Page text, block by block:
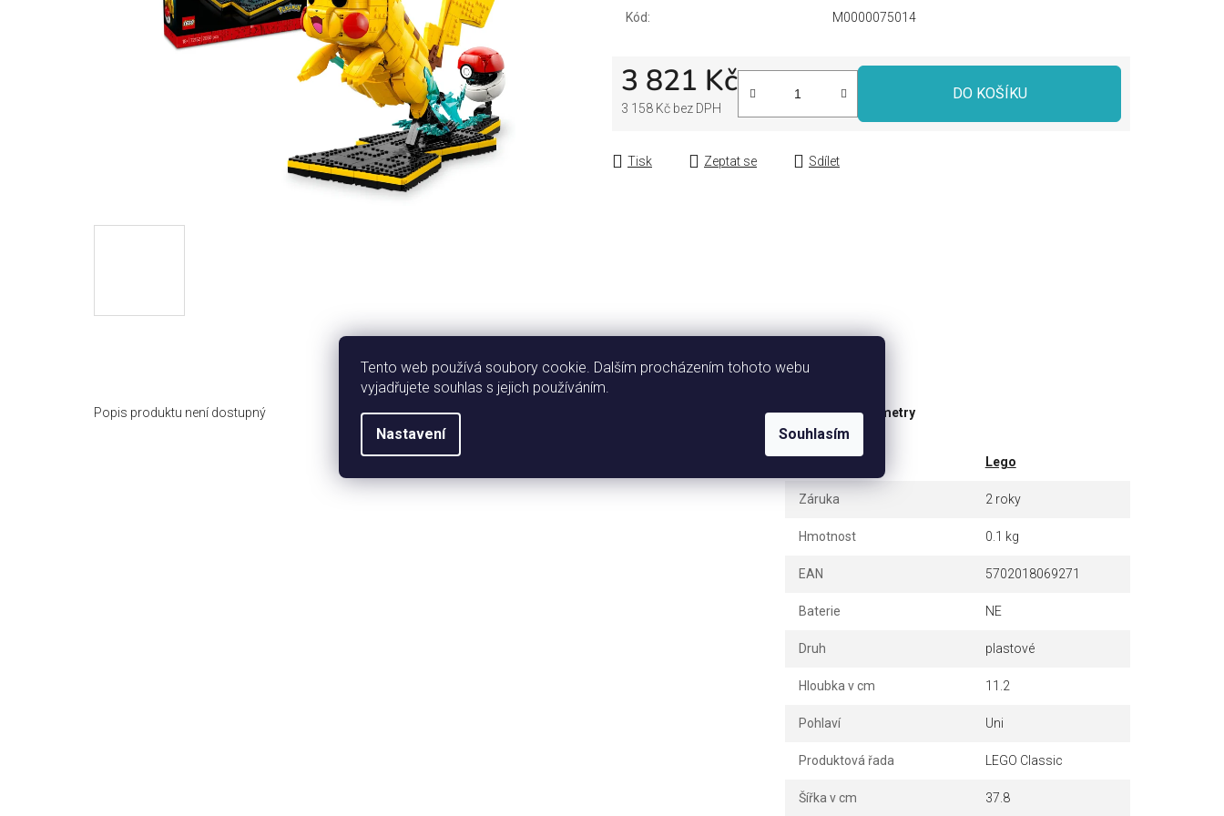
Tento web používá soubory cookie. Dalším procházením tohoto webu
vyjadřujete souhlas s jejich používáním.
Nastavení Souhlasím
Kód: M0000075014
3 821 Kč
3 158 Kč bez DPH
DO KOŠÍKU
Tisk Zeptat se Sdílet
Popis Diskuze
Popis produktu není dostupný Doplňkové parametry
Kategorie Lego
Záruka 2 roky
Hmotnost 0.1 kg
EAN 5702018069271
Baterie NE
Druh plastové
Hloubka v cm 11.2
Pohlaví Uni
Produktová řada LEGO Classic
Šířka v cm 37.8